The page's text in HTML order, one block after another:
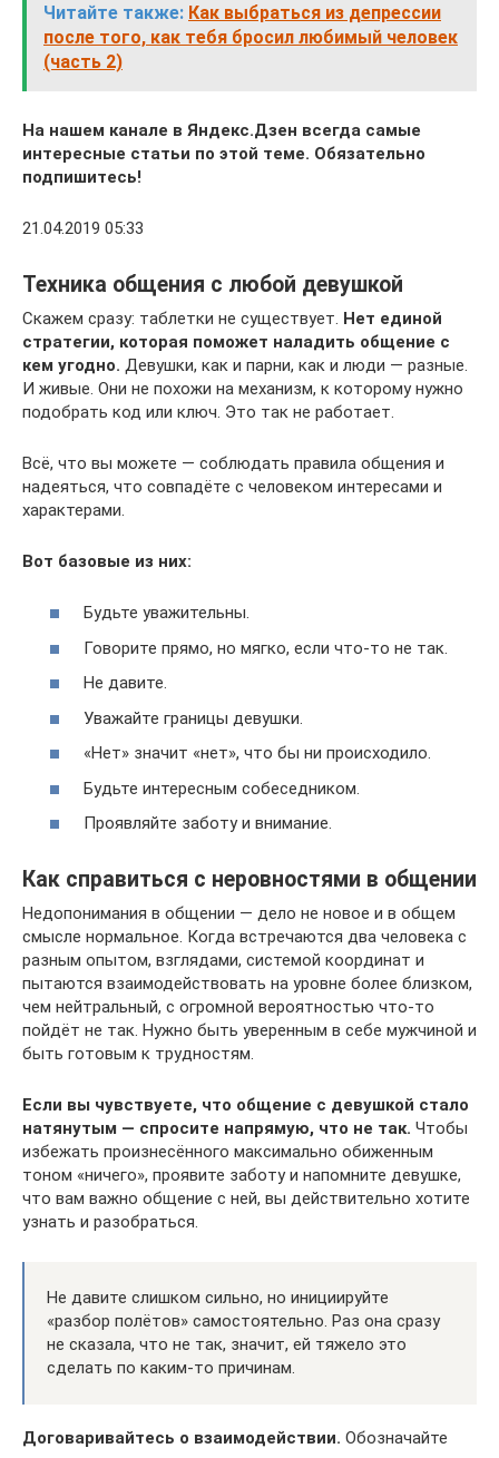
Читайте также: Как выбраться из депрессии
после того, как тебя бросил любимый человек
(часть 2)
На нашем канале в Яндекс.Дзен всегда самые
интересные статьи по этой теме. Обязательно
подпишитесь!
21.04.2019 05:33
Техника общения с любой девушкой
Скажем сразу: таблетки не существует. Нет единой
стратегии, которая поможет наладить общение с
кем угодно. Девушки, как и парни, как и люди — разные.
И живые. Они не похожи на механизм, к которому нужно
подобрать код или ключ. Это так не работает.
Всё, что вы можете — соблюдать правила общения и
надеяться, что совпадёте с человеком интересами и
характерами.
Вот базовые из них:
Будьте уважительны.
Говорите прямо, но мягко, если что-то не так.
Не давите.
Уважайте границы девушки.
«Нет» значит «нет», что бы ни происходило.
Будьте интересным собеседником.
Проявляйте заботу и внимание.
Как справиться с неровностями в общении
Недопонимания в общении — дело не новое и в общем
смысле нормальное. Когда встречаются два человека с
разным опытом, взглядами, системой координат и
пытаются взаимодействовать на уровне более близком,
чем нейтральный, с огромной вероятностью что-то
пойдёт не так. Нужно быть уверенным в себе мужчиной и
быть готовым к трудностям.
Если вы чувствуете, что общение с девушкой стало
натянутым — спросите напрямую, что не так. Чтобы
избежать произнесённого максимально обиженным
тоном «ничего», проявите заботу и напомните девушке,
что вам важно общение с ней, вы действительно хотите
узнать и разобраться.
Не давите слишком сильно, но инициируйте
«разбор полётов» самостоятельно. Раз она сразу
не сказала, что не так, значит, ей тяжело это
сделать по каким-то причинам.
Договаривайтесь о взаимодействии. Обозначайте